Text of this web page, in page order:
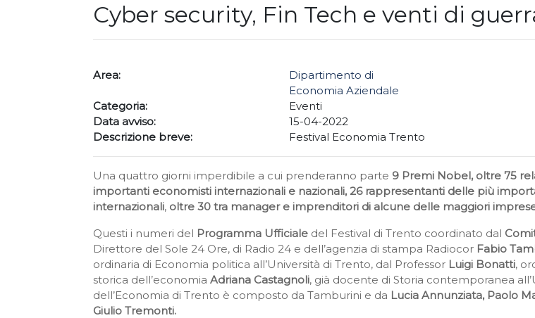
Cyber security, Fin Tech e venti di
Area:
Dipartimento di
Economia Aziendale
Categoria:
Eventi
Data avviso:
15-04-2022
Descrizione breve:
Festival Economia Trento
Una quattro giorni imperdibile a cui prenderanno parte 9 Premi Nobel, oltre 75
importanti economisti internazionali e nazionali, 26 rappresentanti delle più
internazionali, oltre 30 tra manager e imprenditori di alcune delle maggiori
Questi i numeri del Programma Ufficiale del Festival di Trento coordinato dal
Direttore del Sole 24 Ore, di Radio 24 e dell’agenzia di stampa Radiocor Fabio
ordinaria di Economia politica all’Università di Trento, dal Professor Luigi Bonatti,
storica dell’economia Adriana Castagnoli, già docente di Storia contemporanea
dell’Economia di Trento è composto da Tamburini e da Lucia Annunziata, Paolo
Giulio Tremonti.